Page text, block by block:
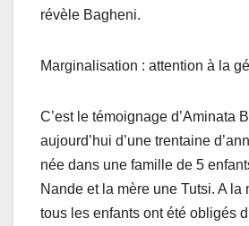
révèle Bagheni.
Marginalisation : attention à la
C’est le témoignage d’Aminata
aujourd’hui d’une trentaine
née dans une famille de 5
Nande et la mère une Tutsi. A la
tous les enfants ont été obligés